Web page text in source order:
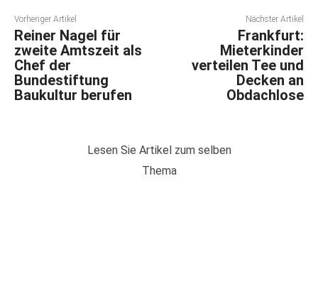
Vorheriger Artikel
Reiner Nagel für
zweite Amtszeit als
Chef der
Bundestiftung
Baukultur berufen
Nächster Artikel
Frankfurt:
Mieterkinder
verteilen Tee und
Decken an
Obdachlose
Lesen Sie Artikel zum selben
Thema